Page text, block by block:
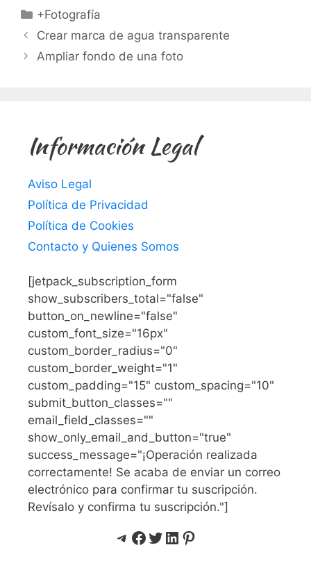
Categorías
+Fotografía
Crear marca de agua transparente
Ampliar fondo de una foto
Información Legal
Aviso Legal
Política de Privacidad
Política de Cookies
Contacto y Quienes Somos
[jetpack_subscription_form
show_subscribers_total="false"
button_on_newline="false"
custom_font_size="16px"
custom_border_radius="0"
custom_border_weight="1"
custom_padding="15" custom_spacing="10"
submit_button_classes=""
email_field_classes=""
show_only_email_and_button="true"
success_message="¡Operación realizada
correctamente! Se acaba de enviar un correo
electrónico para confirmar tu suscripción.
Revísalo y confirma tu suscripción."]
Telegram
Facebook
Twitter
LinkedIn
Pinterest